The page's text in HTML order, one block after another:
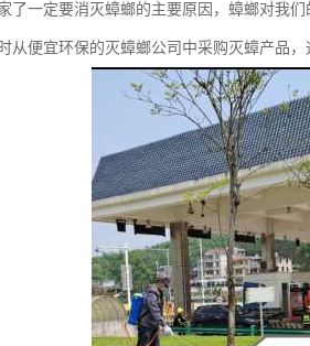
了一定要消灭蟑螂的主要原因，蟑螂对我
从便宜环保的灭蟑螂公司中采购灭蟑产品